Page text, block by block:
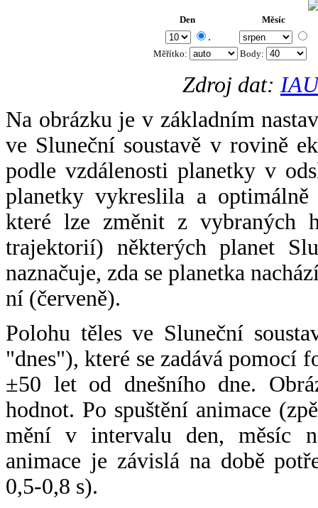
Den Měsíc
.
Měřítko: Body:
Zdroj dat:
Na obrázku je v základním
ve Sluneční soustavě v rovině
podle vzdálenosti planetky v
planetky vykreslila a
které lze změnit z vybraných
trajektorií) některých planet
naznačuje, zda se planetka
ní (červeně).
Polohu těles ve Sluneční
"dnes"), které se zadává pomocí
±50 let od dnešního dne.
hodnot. Po spuštění animace
mění v intervalu den, měsíc
animace je závislá na době
0,5-0,8 s).